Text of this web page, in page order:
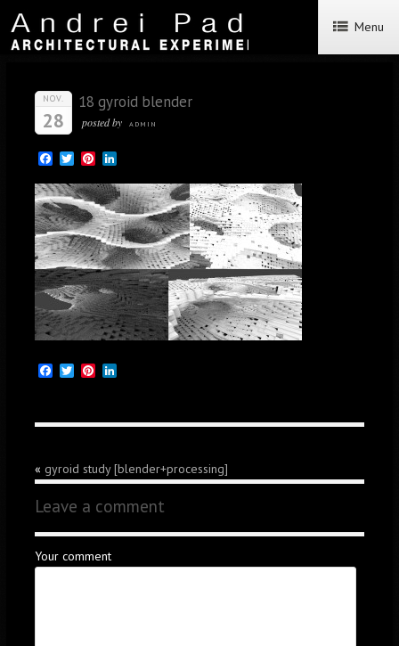
Menu
NOV.
28
18 gyroid blender
posted by ADMIN
Facebook
TwitterPinterest
LinkedIn
Facebook
TwitterPinterest
LinkedIn
« gyroid study [blender+processing]
Leave a comment
Your comment